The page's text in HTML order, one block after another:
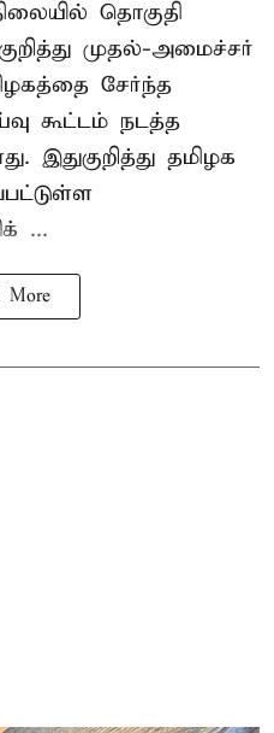
தொகுதி
முதல்-அமைச்சர்
சேர்ந்த
கூட்டம் நடத்த
இதுகுறித்து தமிழக
...
More